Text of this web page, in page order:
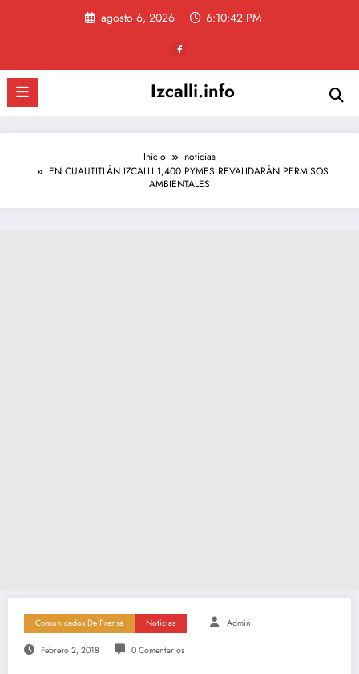
agosto 6, 2026 6:10:43 PM
Izcalli.info
Inicio
noticias
EN CUAUTITLÁN IZCALLI 1,400 PYMES REVALIDARÁN PERMISOS
AMBIENTALES
Comunicados De Prensa Noticias Admin
Febrero 2, 2018 0 Comentarios